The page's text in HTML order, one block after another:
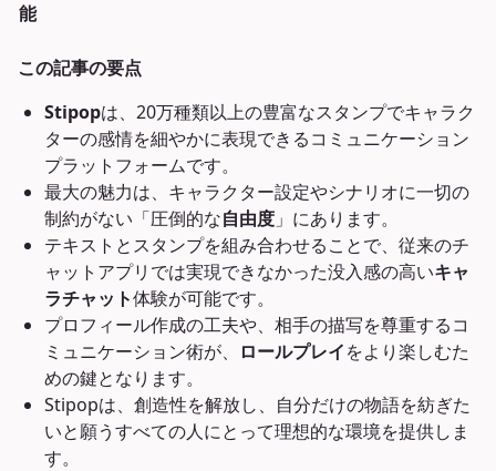
能
この記事の要点
Stipopは、20万種類以上の豊富なスタンプでキャラク
ターの感情を細やかに表現できるコミュニケーション
プラットフォームです。
最大の魅力は、キャラクター設定やシナリオに一切の
制約がない「圧倒的な自由度 」にあります。
テキストとスタンプを組み合わせることで、従来のチ
ャットアプリでは実現できなかった没入感の高いキャ
ラチャット体験が可能です。
プロフィール作成の工夫や、相手の描写を尊重するコ
ミュニケーション術が、
ロールプレイをより楽しむた
めの鍵となります。
Stipopは、創造性を解放し、自分だけの物語を紡ぎた
いと願うすべての人にとって理想的な環境を提供しま
す。